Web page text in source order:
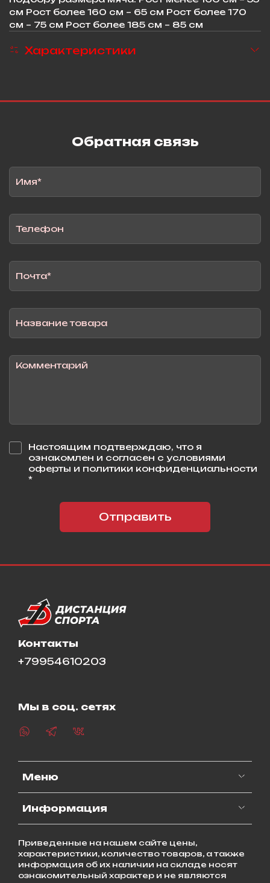
см Рост более 160 см – 65 см Рост более 170
см – 75 см Рост более 185 см – 85 см
Характеристики
Обратная связь
Настоящим подтверждаю, что я
ознакомлен и согласен с условиями
оферты и политики конфиденциальности
*
Отправить
Меню
Информация
Контакты
+79954610203
Мы в соц. сетях
Приведенные на нашем сайте цены,
характеристики, количество товаров, а также
информация об их наличии на складе носят
ознакомительный характер и не являются